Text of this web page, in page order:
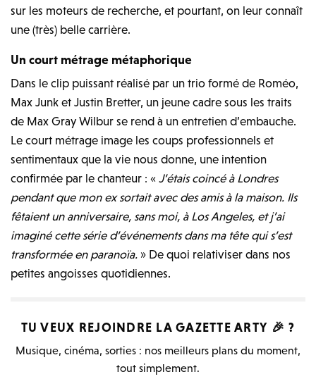
sur les moteurs de recherche, et pourtant, on leur connaît
une (très) belle carrière.
Un court métrage métaphorique
Dans le clip puissant réalisé par un trio formé de Roméo,
Max Junk et Justin Bretter, un jeune cadre sous les traits
de Max Gray Wilbur se rend à un entretien d’embauche.
Le court métrage image les coups professionnels et
sentimentaux que la vie nous donne, une intention
confirmée par le chanteur : «J’étais coincé à Londres
pendant que mon ex sortait avec des amis à la maison. Ils
fêtaient un anniversaire, sans moi, à Los Angeles, et j’ai
imaginé cette série d’événements dans ma tête qui s’est
transformée en paranoïa. » De quoi relativiser dans nos
petites angoisses quotidiennes.
TU VEUX REJOINDRE LAGAZETTE ARTY 🎉 ?
Musique, cinéma, sorties : nos meilleurs plans du moment,
tout simplement.